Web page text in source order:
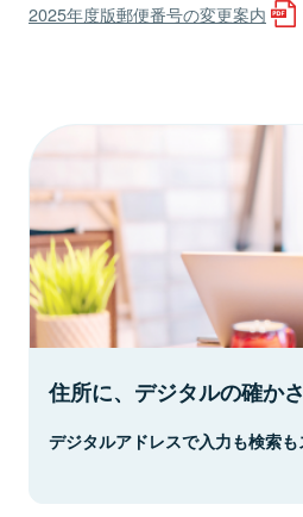
2025年度版郵便番号の変更案内
住所に、デジタルの確かさ
デジタルアドレスで入力も検索も